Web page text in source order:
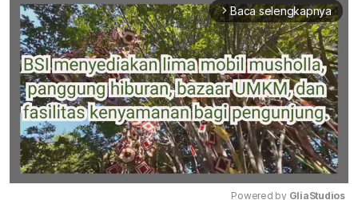
arrow_forward_ios Baca selengkapnya
Powered by GliaStudios